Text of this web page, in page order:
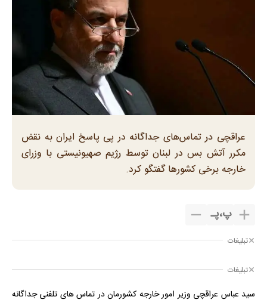
عراقچی در تماس‌های جداگانه در پی پاسخ ایران به نقض
مکرر آتش بس در لبنان توسط رژیم صهیونیستی با وزرای
خارجه برخی کشورها گفتگو کرد.
پ،پـ
تبلیغات
تبلیغات
سید عباس عراقچی وزیر امور خارجه کشورمان در تماس های تلفنی جداگانه